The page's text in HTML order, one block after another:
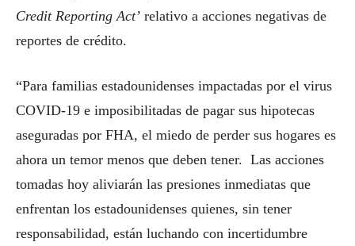
Credit Reporting Act’ relativo a acciones negativas de
reportes de crédito.
“Para familias estadounidenses impactadas por el virus
COVID-19 e imposibilitadas de pagar sus hipotecas
aseguradas por FHA, el miedo de perder sus hogares es
ahora un temor menos que deben tener. Las acciones
tomadas hoy aliviarán las presiones inmediatas que
enfrentan los estadounidenses quienes, sin tener
responsabilidad, están luchando con incertidumbre